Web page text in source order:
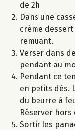
de 2h
Dans une
crème
remuant.
Verser dans
pendant au
Pendant ce
en petits dés.
du beurre à
Réserver hors
Sortir les